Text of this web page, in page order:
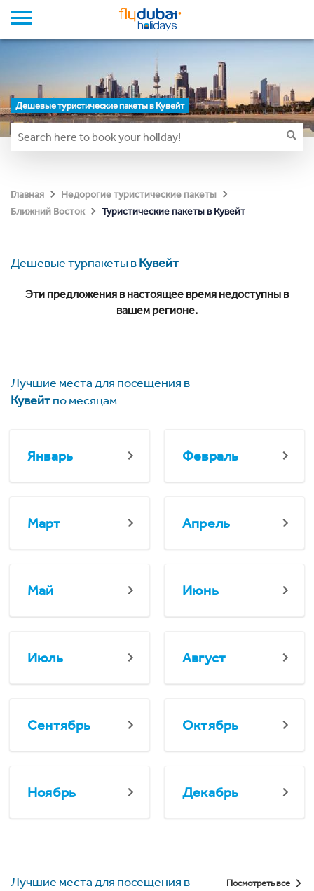
Дешевые туристические пакеты в Кувейт
Главная
Недорогие туристические пакеты
Ближний Восток
Туристические пакеты в Кувейт
Дешевые турпакеты вКувейт
Эти предложения в настоящее время недоступны в
вашем регионе.
Лучшие места для посещения в
Кувейтпо месяцам
Январь Февраль
Март Апрель
Май Июнь
Июль Август
Сентябрь Октябрь
Ноябрь Декабрь
Лучшие места для посещения в
Посмотреть все